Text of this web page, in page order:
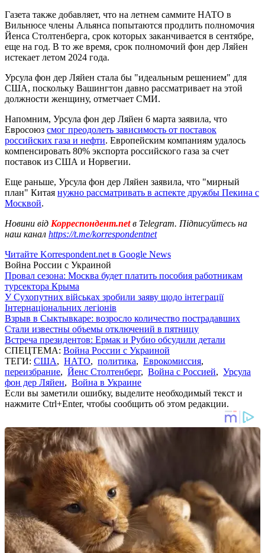
Газета также добавляет, что на летнем саммите НАТО в
Вильнюсе члены Альянса попытаются продлить полномочия
Йенса Столтенберга, срок которых заканчивается в сентябре,
еще на год. В то же время, срок полномочий фон дер Ляйен
истекает летом 2024 года.
Урсула фон дер Ляйен стала бы "идеальным решением" для
США, поскольку Вашингтон давно рассматривает на этой
должности женщину, отметчает СМИ.
Напомним, Урсула фон дер Ляйен 6 марта заявила, что
Евросоюз смог преодолеть зависимость от поставок
российских газа и нефти. Европейским компаниям удалось
компенсировать 80% экспорта российского газа за счет
поставок из США и Норвегии.
Еще раньше, Урсула фон дер Ляйен заявила, что "мирный
план" Китая нужно рассматривать в аспекте дружбы Пекина с
Москвой.
Новини від Корреспондент.netв Telegram. Підписуйтесь на
наш канал https://t.me/korrespondentnet
Читайте Korrespondent.net в Google News
Война России с Украиной
Провал сезона: Москва будет платить пособия работникам
турсектора Крыма
У Сухопутних військах зробили заяву щодо інтеграції
Інтернаціональних легіонів
Взрыв в Сыктывкаре: возросло количество пострадавших
Стали известны объемы отключений в пятницу
Встреча президентов: Ермак и Рубио обсудили детали
СПЕЦТЕМА: Война России с Украиной
ТЕГИ: США, НАТО, политика, Еврокомиссия,
переизбрание, Йенс Столтенберг, Война с Россией, Урсула
фон дер Ляйен, Война в Украине
Если вы заметили ошибку, выделите необходимый текст и
нажмите Ctrl+Enter, чтобы сообщить об этом редакции.